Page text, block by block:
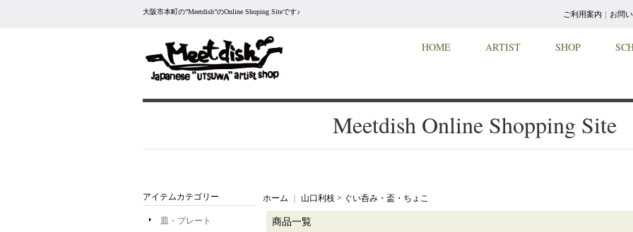
大阪市本町の”Meetdish”のOnline Shoping Siteです♪ ご利用案内 ｜ お問
HOME ARTIST SHOP
Meetdish Online Shopping Site
アイテムカテゴリー
皿・プレート
ホーム 山口利枝 > ぐい呑み・盃・ちょこ
商品一覧